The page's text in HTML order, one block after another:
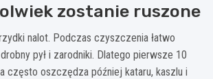
zostanie ruszone
nalot. Podczas czyszczenia łatwo
pył i zarodniki. Dlatego pierwsze 10
często oszczędza później kataru, kaszlu i